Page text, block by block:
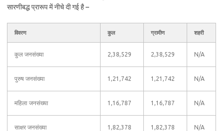
सारणीबद्ध प्रारूप में नीचे दी गई है –
विवरण कुल ग्रामीण शहरी
कुल जनसंख्या 2,38,529 2,38,529 N/A
पुरुष जनसंख्या 1,21,742 1,21,742 N/A
महिला जनसंख्या 1,16,787 1,16,787 N/A
साक्षर जनसंख्या 1,82,378 1,82,378 N/A